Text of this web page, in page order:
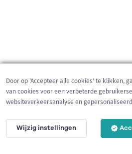
200 m
Door op 'Accepteer alle cookies' te klikken,
van cookies voor een verbeterde
websiteverkeersanalyse en
Wijzig instellingen